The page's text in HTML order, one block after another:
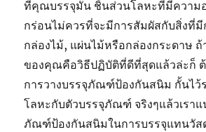
ที่คุณบรรจุมัน ชิ้นส่วนโลหะที่มีความ
กร่อนไม่ควรที่จะมีการสัมผัสกับสิ่งที่
กล่องไม้, แผ่นไม้หรือกล่องกระดาษ ถ้
ของคุณคือวิธีปฏิบัติที่ดีที่สุดแล้วล่ะก็ ต้
การวางบรรจุภัณฑ์ป้องกันสนิม กั้นไว้
โลหะกับตัวบรรจุภัณฑ์ จริงๆแล้วเราแ
ภัณฑ์ป้องกันสนิมในการบรรจุแทนวัส